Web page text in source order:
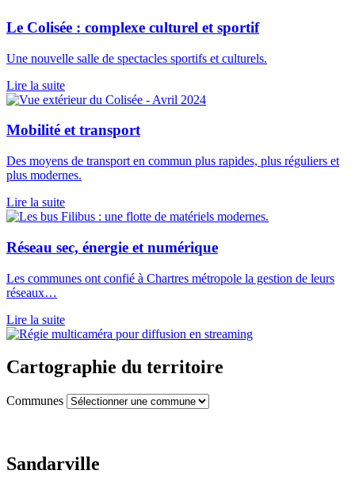
Le Colisée : complexe culturel et sportif
Une nouvelle salle de spectacles sportifs et culturels.
Lire la suite
Mobilité et transport
Des moyens de transport en commun plus rapides, plus réguliers et
plus modernes.
Lire la suite
Réseau sec, énergie et numérique
Les communes ont confié à Chartres métropole la gestion de leurs
réseaux…
Lire la suite
Cartographie du territoire
Communes
Sandarville